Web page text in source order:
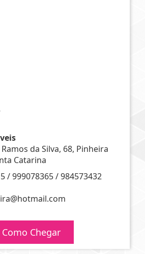
da Silva, 68, Pinheira
Catarina
/ 999078365 / 984573432
Como Chegar